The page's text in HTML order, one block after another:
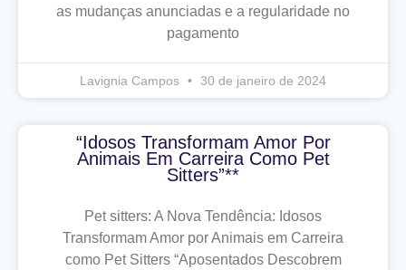
as mudanças anunciadas e a regularidade no
pagamento
Lavignia Campos 30 de janeiro de 2024
“Idosos Transformam Amor Por
Animais Em Carreira Como Pet
Sitters”**
Pet sitters: A Nova Tendência: Idosos
Transformam Amor por Animais em Carreira
como Pet Sitters “Aposentados Descobrem